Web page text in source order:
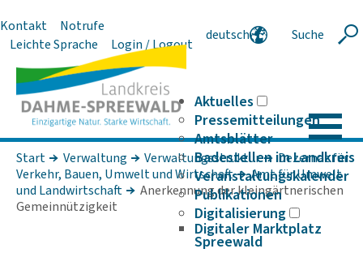
Kontakt
Notrufe
Leichte Sprache
Login / Logout
deutsch
Suche
Aktuelles
Pressemitteilungen
Amtsblätter
Badestellen im Landkreis
Veranstaltungskalender
Publikationen
Digitalisierung
Digitaler Marktplatz
Spreewald
Start Verwaltung Verwaltungsstruktur
Dezernat für
Verkehr, Bauen, Umwelt und Wirt­schaft
Amt für Umwelt
und Land­wirt­schaft
Anerkennung der kleingärtnerischen
Gemeinnützigkeit